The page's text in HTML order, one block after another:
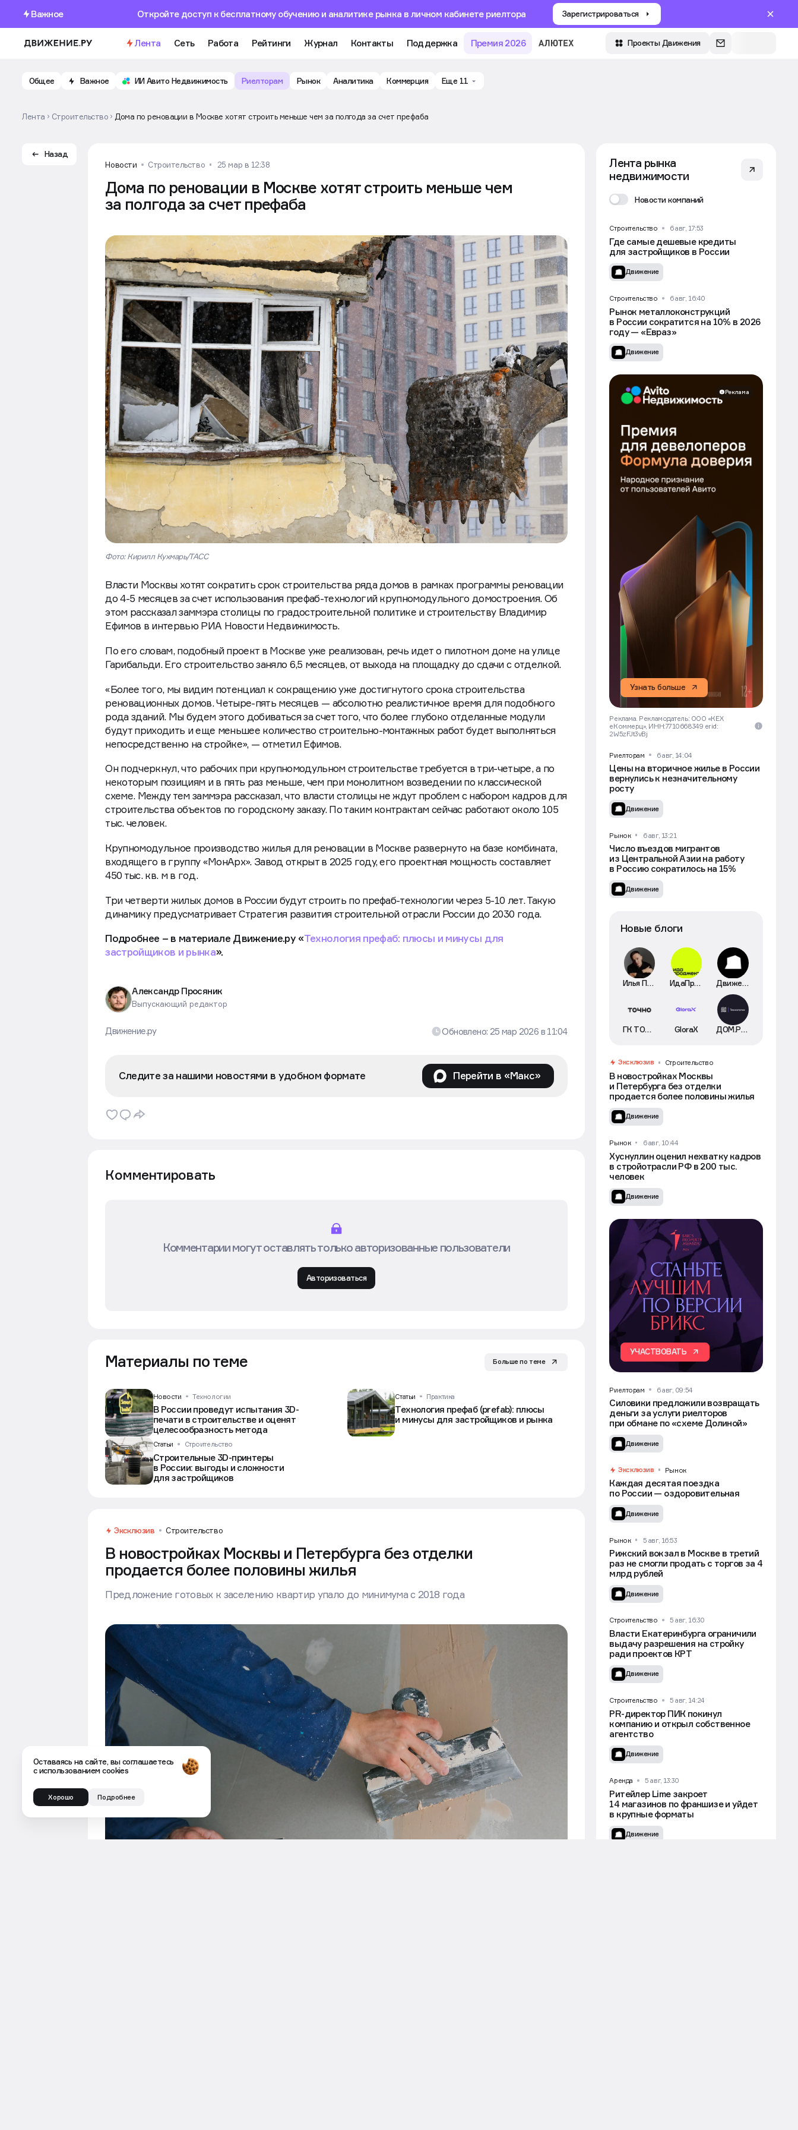
Важное Откройте доступ к бесплатному обучению и аналитике рынка в личном кабинете риелтора Зарегистрироваться
Лента Сеть Работа Рейтинги Журнал Контакты Поддержка Премия 2026 Проекты Движения
Общее Важное ИИ Авито Недвижимость Риелторам Рынок Аналитика Коммерция Еще 11
Лента Строительство Дома по реновации в Москве хотят строить меньше чем за полгода за счет префаба
Назад
Новости
Строительство 25 мар в 12:38
Дома по реновации в Москве хотят строить меньше чем
за полгода за счет префаба
Фото: Кирилл Кухмарь/ТАСС
Власти Москвы хотят сократить срок строительства ряда домов в рамках программы реновации
до 4-5 месяцев за счет использования префаб-технологий крупномодульного домостроения. Об
этом рассказал заммэра столицы по градостроительной политике и строительству Владимир
Ефимов в интервью РИА Новости Недвижимость.
По его словам, подобный проект в Москве уже реализован, речь идет о пилотном доме на улице
Гарибальди. Его строительство заняло 6,5 месяцев, от выхода на площадку до сдачи с отделкой.
«Более того, мы видим потенциал к сокращению уже достигнутого срока строительства
реновационных домов. Четыре-пять месяцев — абсолютно реалистичное время для подобного
рода зданий. Мы будем этого добиваться за счет того, что более глубоко отделанные модули
будут приходить и еще меньшее количество строительно-монтажных работ будет выполняться
непосредственно на стройке», — отметил Ефимов.
Он подчеркнул, что рабочих при крупномодульном строительстве требуется в три-четыре, а по
некоторым позициям и в пять раз меньше, чем при монолитном возведении по классической
схеме. Между тем заммэра рассказал, что власти столицы не ждут проблем с набором кадров для
строительства объектов по городскому заказу. По таким контрактам сейчас работают около 105
тыс. человек.
Крупномодульное производство жилья для реновации в Москве развернуто на базе комбината,
входящего в группу «МонАрх». Завод открыт в 2025 году, его проектная мощность составляет
450 тыс. кв. м в год.
Три четверти жилых домов в России будут строить по префаб-технологии через 5-10 лет. Такую
динамику предусматривает Стратегия развития строительной отрасли России до 2030 года.
Подробнее – в материале Движение.ру «Технология префаб: плюсы и минусы для
застройщиков и рынка».
Александр Просяник
Выпускающий редактор
Движение.ру Обновлено: 25 мар 2026 в 11:04
Следите за нашими новостями в удобном формате Перейти в «Макс»
Комментировать
Комментарии могут оставлять только авторизованные пользователи
Авторизоваться
Материалы по теме Больше по теме
Новости Технологии
В России проведут испытания 3D-
печати в строительстве и оценят
целесообразность метода
Статьи Практика
Технология префаб (prefab): плюсы
и минусы для застройщиков и рынка
Статьи Строительство
Строительные 3D-принтеры
в России: выгоды и сложности
для застройщиков
Эксклюзив Строительство
В новостройках Москвы и Петербурга без отделки
продается более половины жилья
Предложение готовых к заселению квартир упало до минимума с 2018 года
Лента рынка
недвижимости
Новости компаний
Строительство 6 авг, 17:53
Где самые дешевые кредиты
для застройщиков в России
Движение
Строительство 6 авг, 16:40
Рынок металлоконструкций
в России сократится на 10% в 2026
году — «Евраз»
Движение
Реклама
Узнать больше
Реклама. Рекламодатель: ООО «КЕХ
еКоммерц», ИНН:7710668349 erid:
2W5zFJt3vBj
Риелторам 6 авг, 14:04
Цены на вторичное жилье в России
вернулись к незначительному
росту
Движение
Рынок 6 авг, 13:21
Число въездов мигрантов
из Центральной Азии на работу
в Россию сократилось на 15%
Движение
Новые блоги
Илья Пискулин ИдаПроджект Движение
ГК ТОЧНО GloraX ДОМ.РФ Технологии
Эксклюзив Строительство
В новостройках Москвы
и Петербурга без отделки
продается более половины жилья
Движение
Рынок 6 авг, 10:44
Хуснуллин оценил нехватку кадров
в стройотрасли РФ в 200 тыс.
человек
Движение
УЧАСТВОВАТЬ
Риелторам 6 авг, 09:54
Силовики предложили возвращать
деньги за услуги риелторов
при обмане по «схеме Долиной»
Движение
Эксклюзив Рынок
Каждая десятая поездка
по России — оздоровительная
Движение
Рынок 5 авг, 16:53
Рижский вокзал в Москве в третий
раз не смогли продать с торгов за 4
млрд рублей
Движение
Строительство 5 авг, 16:30
Власти Екатеринбурга ограничили
выдачу разрешения на стройку
ради проектов КРТ
Движение
Строительство 5 авг, 14:24
PR-директор ПИК покинул
компанию и открыл собственное
агентство
Движение
Аренда 5 авг, 13:30
Ритейлер Lime закроет
14 магазинов по франшизе и уйдет
в крупные форматы
Движение
Оставаясь на сайте, вы соглашаетесь
с использованием cookies
Хорошо Подробнее